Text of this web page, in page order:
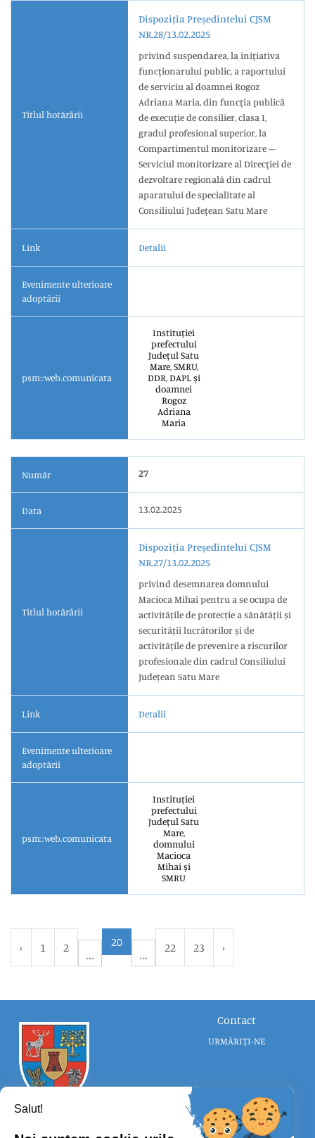
Titlul hotărârii
Dispoziția Președintelui CJSM
NR.28/13.02.2025
privind suspendarea, la iniţiativa
funcţionarului public, a raportului
de serviciu al doamnei Rogoz
Adriana Maria, din funcţia publică
de execuţie de consilier, clasa I,
gradul profesional superior, la
Compartimentul monitorizare –
Serviciul monitorizare al Direcţiei de
dezvoltare regională din cadrul
aparatului de specialitate al
Consiliului Judeţean Satu Mare
Link Detalii
Evenimente ulterioare
adoptării
psm::web.comunicata
Instituției
prefectului
Județul Satu
Mare, SMRU,
DDR, DAPL și
doamnei
Rogoz
Adriana
Maria
Număr 27
Data 13.02.2025
Titlul hotărârii
Dispoziția Președintelui CJSM
NR.27/13.02.2025
privind desemnarea domnului
Macioca Mihai pentru a se ocupa de
activitățile de protecție a sănătății și
securității lucrătorilor și de
activitățile de prevenire a riscurilor
profesionale din cadrul Consiliului
Județean Satu Mare
Link Detalii
Evenimente ulterioare
adoptării
psm::web.comunicata
Instituției
prefectului
Județul Satu
Mare,
domnului
Macioca
Mihai și
SMRU
‹ 1 2 20 22 23 ›
Contact
URMĂRIȚI-NE
Salut!